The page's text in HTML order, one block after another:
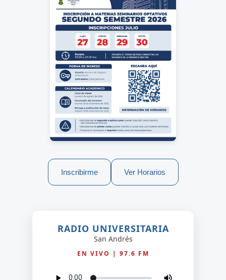
Inscribirme Ver Horarios
RADIO UNIVERSITARIA
San Andrés
EN VIVO | 97.6 FM